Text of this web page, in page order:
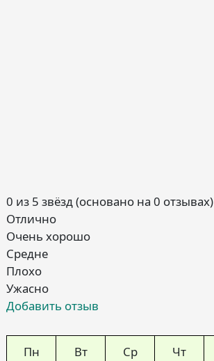
0 из 5 звёзд (основано на 0 отзывах)
Отлично
Очень хорошо
Средне
Плохо
Ужасно
Добавить отзыв
Пн Вт Ср Чт